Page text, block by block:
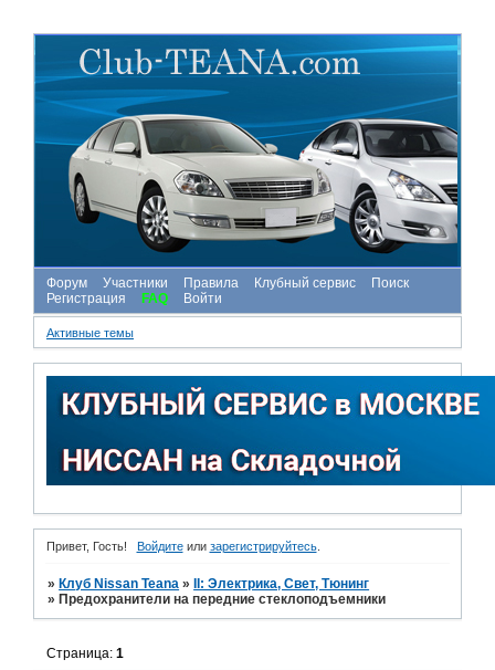
Форум Участники Правила Клубный сервис
Поиск
Регистрация
FAQ Войти
Активные темы
Привет, Гость! Войдитеили зарегистрируйтесь.
» Клуб Nissan Teana »
II: Электрика, Свет, Тюнинг
» Предохранители на передние стеклоподъемники
Страница:1